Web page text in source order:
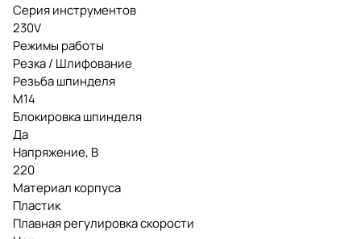
Серия инструментов
230V
Режимы работы
Резка / Шлифование
Резьба шпинделя
М14
Блокировка шпинделя
Да
Напряжение, В
220
Материал корпуса
Пластик
Плавная регулировка скорости